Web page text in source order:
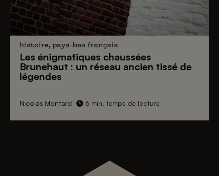
histoire, pays-bas français
Les énigmatiques chaussées
Brunehaut : un réseau ancien tissé de
légendes
Nicolas Montard 6 min. temps de lecture